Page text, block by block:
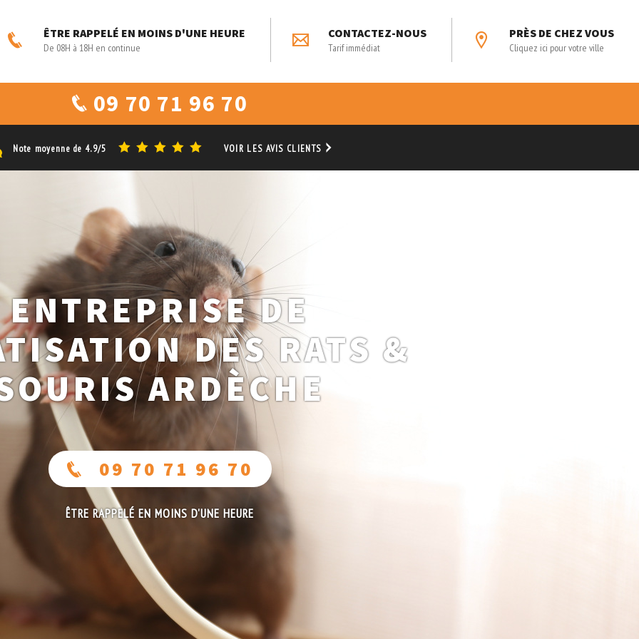
ÊTRE RAPPELÉ EN MOINS D'UNE HEURE
De 08H à 18H en continue
CONTACTEZ-NOUS
Tarif immédiat
PRÈS DE CHEZ VOUS
Cliquez ici pour votre ville
09 70 71 96 70
Note moyenne de4.9/5 VOIR LES AVIS CLIENTS
ENTREPRISE DE
DES RATS &
ARDÈCHE
09 70 71 96 70
ÊTRE RAPPELÉ EN MOINS D'UNE HEURE